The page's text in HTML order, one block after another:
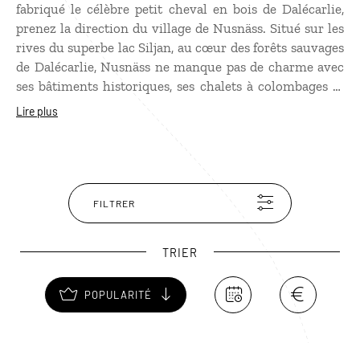
fabriqué le célèbre petit cheval en bois de Dalécarlie,
prenez la direction du village de Nusnäss. Situé sur les
rives du superbe lac Siljan, au cœur des forêts sauvages
de Dalécarlie, Nusnäss ne manque pas de charme avec
ses bâtiments historiques, ses chalets à colombages et
ses granges dont certains datent de plusieurs centaines
peinte en rouge et ornée de motifs est un important
symbole de cette région et de la Suède en général.
Lire plus
FILTRER
TRIER
POPULARITÉ